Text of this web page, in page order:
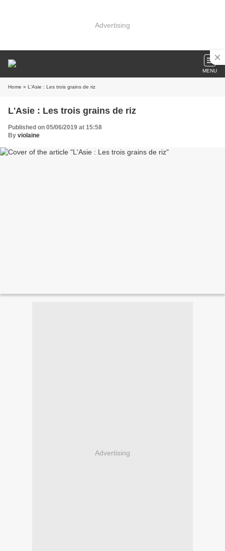
Advertising
MENU
Home » L'Asie : Les trois grains de riz
L'Asie : Les trois grains de riz
Published on 05/06/2019 at 15:58
By violaine
Advertising